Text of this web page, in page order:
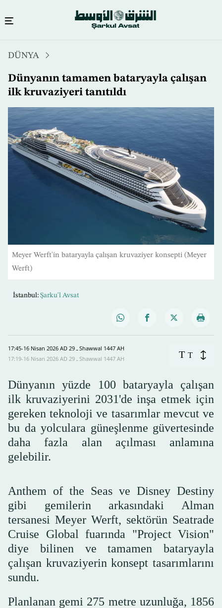
içeriğe
atla
DÜNYA
Dünyanın tamamen bataryayla çalışan
ilk kruvaziyeri tanıtıldı
Meyer Werft'in bataryayla çalışan kruvaziyer konsepti (Meyer
Werft)
İstanbul: Şarku'l Avsat
17:45-16 Nisan 2026 AD ـ 29 Shawwal 1447 AH
17:19-16 Nisan 2026 AD ـ 29 Shawwal 1447 AH
T T
Dünyanın yüzde 100 bataryayla çalışan
ilk kruvaziyerini 2031'de inşa etmek için
gereken teknoloji ve tasarımlar mevcut ve
bu da yolculara güneşlenme güvertesinde
daha fazla alan açılması anlamına
gelebilir.
Anthem of the Seas ve Disney Destiny
gibi gemilerin arkasındaki Alman
tersanesi Meyer Werft, sektörün Seatrade
Cruise Global fuarında "Project Vision"
diye bilinen ve tamamen bataryayla
çalışan kruvaziyerin konsept tasarımlarını
sundu.
Planlanan gemi 275 metre uzunluğa, 1856